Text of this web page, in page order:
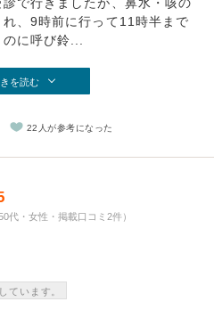
、9時前に行って11時半まで
に呼び鈴...
を読む
22人が参考になった
代・女性・掲載口コミ2件）
ています。